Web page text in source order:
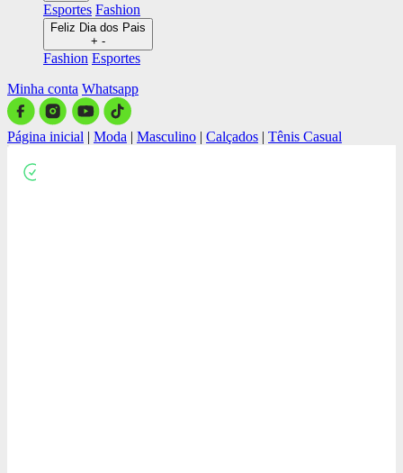
Esportes Fashion
Feliz Dia dos Pais
+ -
Fashion Esportes
Minha conta Whatsapp
Página inicial | Moda | Masculino | Calçados | Tênis Casual